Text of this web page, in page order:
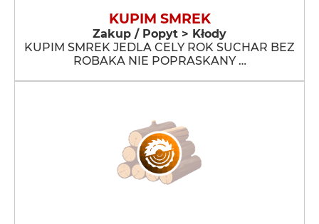
KUPIM SMREK
Zakup / Popyt > Kłody
KUPIM SMREK JEDLA CELY ROK SUCHAR BEZ
ROBAKA NIE POPRASKANY …